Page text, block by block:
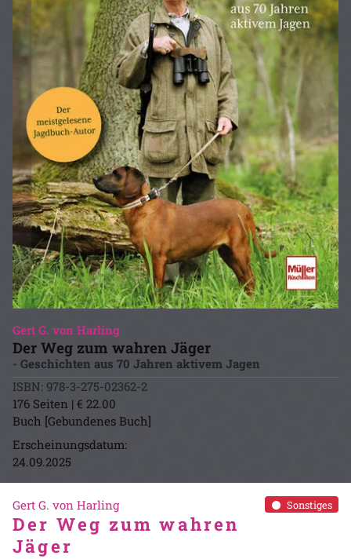
Gert G. von Harling
Der Weg zum wahren Jäger
- Geschichten aus 70 Jahren aktivem Jagen
ISBN: 978-3-275-02362-2
176 Seiten | € 22.00
Buch [Gebundenes Buch]
Erscheinungsdatum:
24.09.2025
Sonstiges
Gert G. von Harling
Der Weg zum wahren
Jäger